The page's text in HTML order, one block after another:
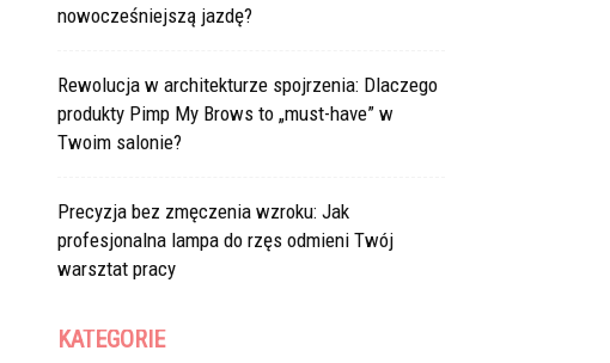
nowocześniejszą jazdę?
Rewolucja w architekturze spojrzenia: Dlaczego
produkty Pimp My Brows to „must-have” w
Twoim salonie?
Precyzja bez zmęczenia wzroku: Jak
profesjonalna lampa do rzęs odmieni Twój
warsztat pracy
KATEGORIE